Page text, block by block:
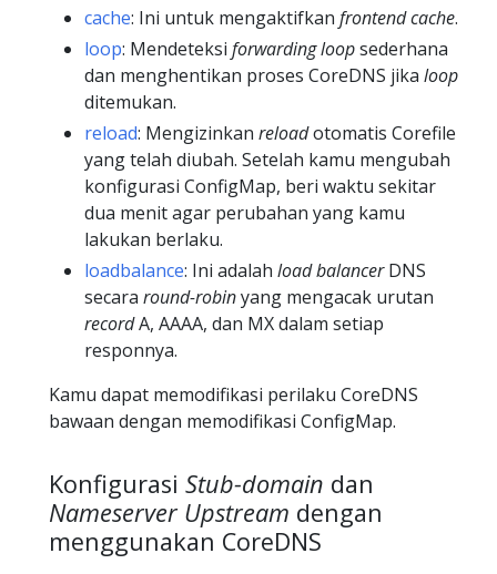
cache: Ini untuk mengaktifkan frontend cache.
loop: Mendeteksi forwarding loopsederhana
dan menghentikan proses CoreDNS jika loop
ditemukan.
reload: Mengizinkan reloadotomatis Corefile
yang telah diubah. Setelah kamu mengubah
konfigurasi ConfigMap, beri waktu sekitar
dua menit agar perubahan yang kamu
lakukan berlaku.
loadbalance: Ini adalah load balancerDNS
secara round-robinyang mengacak urutan
recordA, AAAA, dan MX dalam setiap
responnya.
Kamu dapat memodifikasi perilaku CoreDNS
bawaan dengan memodifikasi ConfigMap.
Konfigurasi Stub-domain dan
Nameserver Upstream dengan
menggunakan CoreDNS